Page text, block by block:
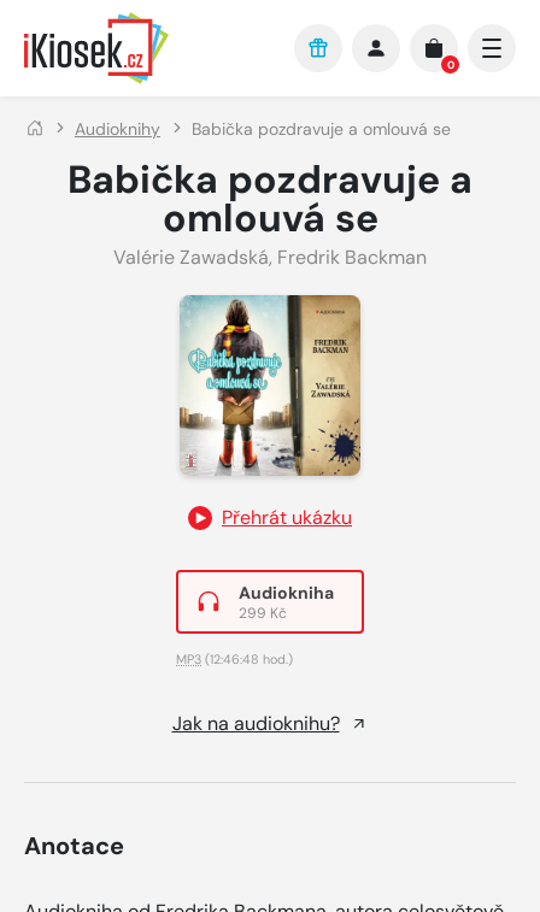
Přejít na hlavní obsah
0
Audioknihy Babička pozdravuje a omlouvá se
Babička pozdravuje a
omlouvá se
Valérie Zawadská, Fredrik Backman
Přehrát ukázku
Audiokniha
299 Kč
MP3 (12:46:48 hod.)
Jak na audioknihu?
Anotace